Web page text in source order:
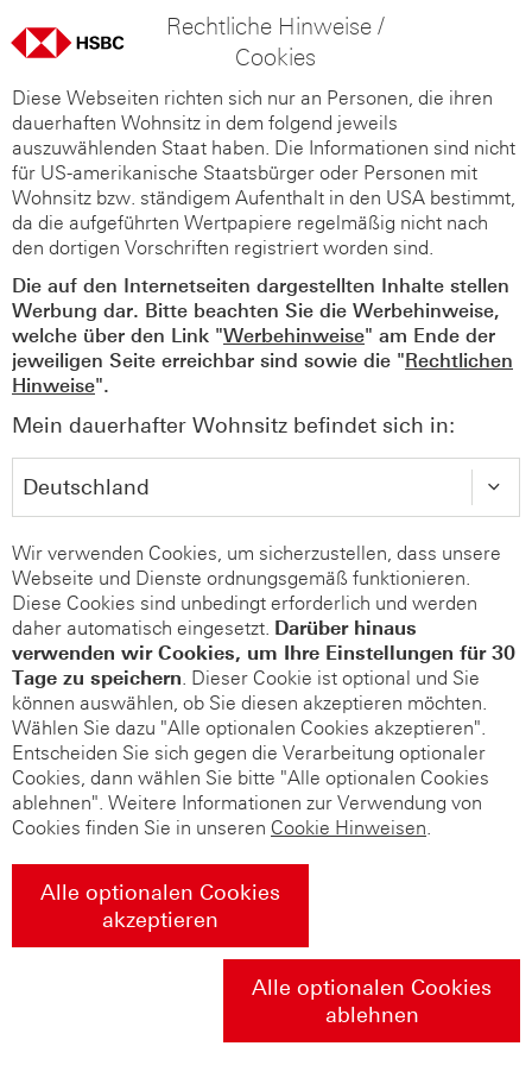
Rechtliche Hinweise /
Cookies
Diese Webseiten richten sich nur an Personen, die ihren
dauerhaften Wohnsitz in dem folgend jeweils
auszuwählenden Staat haben. Die Informationen sind nicht
für US-amerikanische Staatsbürger oder Personen mit
Wohnsitz bzw. ständigem Aufenthalt in den USA bestimmt,
da die aufgeführten Wertpapiere regelmäßig nicht nach
den dortigen Vorschriften registriert worden sind.
Die auf den Internetseiten dargestellten Inhalte stellen
Werbung dar. Bitte beachten Sie die Werbehinweise,
welche über den Link "Werbehinweise" am Ende der
jeweiligen Seite erreichbar sind sowie die "Rechtlichen
Hinweise".
Mein dauerhafter Wohnsitz befindet sich in:
Wir verwenden Cookies, um sicherzustellen, dass unsere
Webseite und Dienste ordnungsgemäß funktionieren.
Diese Cookies sind unbedingt erforderlich und werden
daher automatisch eingesetzt. Darüber hinaus
verwenden wir Cookies, um Ihre Einstellungen für 30
Tage zu speichern. Dieser Cookie ist optional und Sie
können auswählen, ob Sie diesen akzeptieren möchten.
Wählen Sie dazu "Alle optionalen Cookies akzeptieren".
Entscheiden Sie sich gegen die Verarbeitung optionaler
Cookies, dann wählen Sie bitte "Alle optionalen Cookies
ablehnen". Weitere Informationen zur Verwendung von
Cookies finden Sie in unseren Cookie Hinweisen.
Alle optionalen Cookies
akzeptieren
Alle optionalen Cookies
ablehnen